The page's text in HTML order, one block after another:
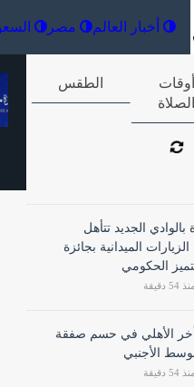
أخبار العالم مصر
الصلاة الطقس
بالوادي الجديد تتأهل
الميدانية بجائزة
الحكومي
منذ 54 دقيقة
الأهلي في حسم صفقة
الأجنبي
منذ 54 دقيقة